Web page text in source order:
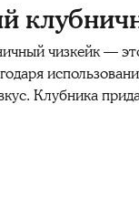
чизкейк —
Клубника